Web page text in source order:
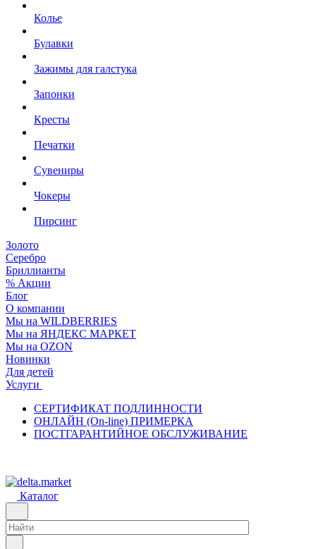
Колье
Булавки
Зажимы для галстука
Запонки
Кресты
Печатки
Сувениры
Чокеры
Пирсинг
Золото
Серебро
Бриллианты
% Акции
Блог
О компании
Мы на WILDBERRIES
Мы на ЯНДЕКС МАРКЕТ
Мы на OZON
Новинки
Для детей
Услуги
СЕРТИФИКАТ ПОДЛИННОСТИ
ОНЛАЙН (On-line) ПРИМЕРКА
ПОСТГАРАНТИЙНОЕ ОБСЛУЖИВАНИЕ
Каталог